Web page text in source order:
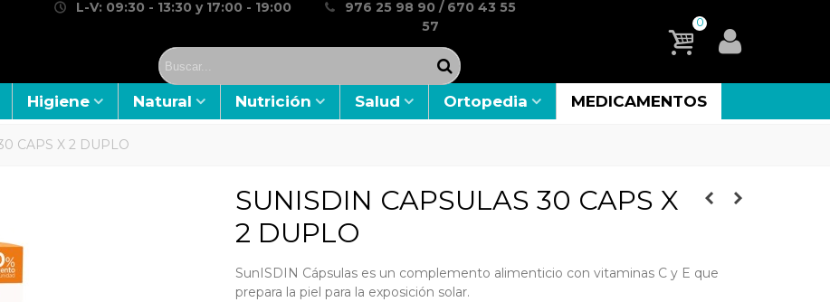
L-V: 09:30 - 13:30 y 17:00 - 19:00
976 25 98 90 / 670 43 55
57
0
Higiene Natural Nutrición Salud Ortopedia MEDICAMENTOS
CAPS X 2 DUPLO
SUNISDIN CAPSULAS 30 CAPS X
2 DUPLO
SunISDIN Cápsulas es un complemento alimenticio con vitaminas C y E que
prepara la piel para la exposición solar.